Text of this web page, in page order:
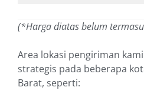
(*Harga diatas belum
Area lokasi pengiriman
strategis pada beberapa
Barat, seperti: